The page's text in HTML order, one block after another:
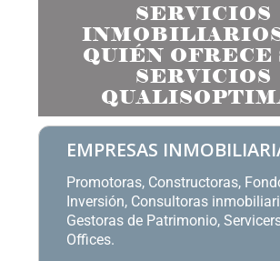
SERVICIOS
QUIÉN OFRECE
SERVICIOS
EMPRESAS
Promotoras, Constructoras,
Inversión, Consultoras
Gestoras de Patrimonio,
Offices.